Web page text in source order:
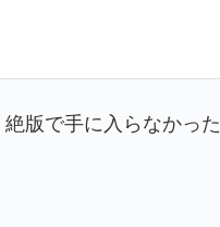
版で手に入らなかった